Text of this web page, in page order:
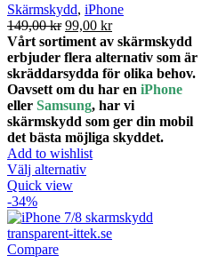
produktsidan
Skärmskydd, iPhone
149,00kr Det
ursprungliga
priset
var:
149,00 kr.
99,00 krDet
nuvarande
priset
är:
99,00 kr.
Vårt sortiment av skärmskydd
erbjuder flera alternativ som är
skräddarsydda för olika behov.
Oavsett om du har en iPhone
eller Samsung, har vi
skärmskydd som ger din mobil
det bästa möjliga skyddet.
Add to wishlist
Välj alternativDen
har
flera
Quick view
-34%
Compare